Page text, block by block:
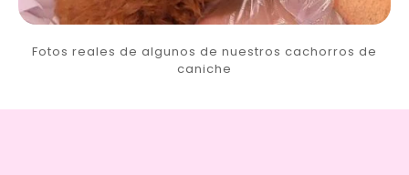
Fotos reales de algunos de nuestros cachorros de
caniche